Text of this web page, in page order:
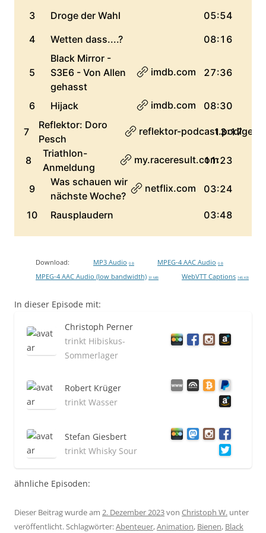
Download: MP3 Audio 0 B MPEG-4 AAC Audio 0 B
MPEG-4 AAC Audio (low bandwidth) 31 MB WebVTT Captions 145 KB
In dieser Episode mit:
Christoph Perner
trinkt Hibiskus-
Sommerlager
Robert Krüger
trinkt Wasser
Stefan Giesbert
trinkt Whisky Sour
ähnliche Episoden:
Dieser Beitrag wurde am 2. Dezember 2023von Christoph W. unter
veröffentlicht. Schlagwörter:Abenteuer,Animation, Bienen, Black